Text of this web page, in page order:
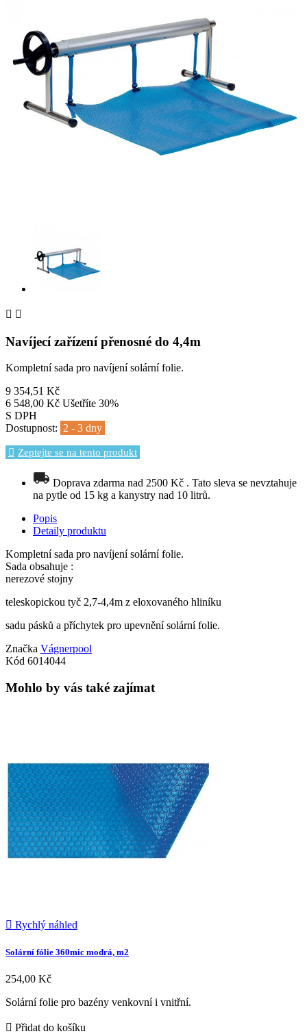
 
Navíjecí zařízení přenosné do 4,4m
Kompletní sada pro navíjení solární folie.
9 354,51 Kč
6 548,00 Kč Ušetříte 30%
S DPH
Dostupnost: 2 - 3 dny
Zeptejte se na tento produkt
Doprava zdarma nad 2500 Kč . Tato sleva se nevztahuje
na pytle od 15 kg a kanystry nad 10 litrů.
Popis
Detaily produktu
Kompletní sada pro navíjení solární folie.
Sada obsahuje :
nerezové stojny
teleskopickou tyč 2,7-4,4m z eloxovaného hliníku
sadu pásků a příchytek pro upevnění solární folie.
Značka Vágnerpool
Kód 6014044
Mohlo by vás také zajímat
 Rychlý náhled
Solární fólie 360mic modrá, m2
254,00 Kč
Solární folie pro bazény venkovní i vnitřní.
 Přidat do košíku